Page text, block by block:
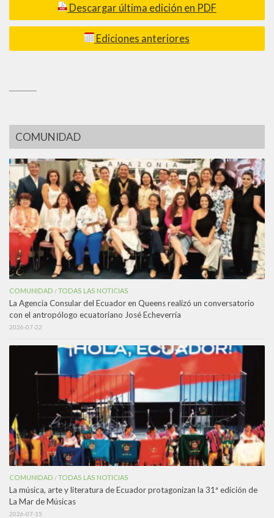
Descargar última edición en PDF
Ediciones anteriores
COMUNIDAD
COMUNIDAD /TODAS LAS NOTICIAS
La Agencia Consular del Ecuador en Queens realizó un conversatorio
con el antropólogo ecuatoriano José Echeverría
2026-07-22
COMUNIDAD /TODAS LAS NOTICIAS
La música, arte y literatura de Ecuador protagonizan la 31ª edición de
La Mar de Músicas
2026-07-15